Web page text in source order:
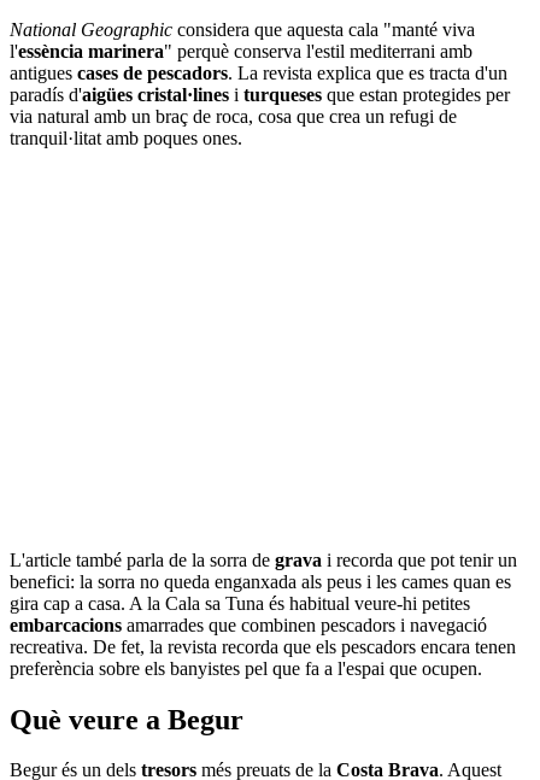
National Geographic considera que aquesta cala "manté viva
l'essència marinera" perquè conserva l'estil mediterrani amb
antigues cases de pescadors. La revista explica que es tracta d'un
paradís d'aigües cristal·lines i turqueses que estan protegides per
via natural amb un braç de roca, cosa que crea un refugi de
tranquil·litat amb poques ones.
L'article també parla de la sorra de grava i recorda que pot tenir un
benefici: la sorra no queda enganxada als peus i les cames quan es
gira cap a casa. A la Cala sa Tuna és habitual veure-hi petites
embarcacions amarrades que combinen pescadors i navegació
recreativa. De fet, la revista recorda que els pescadors encara tenen
preferència sobre els banyistes pel que fa a l'espai que ocupen.
Què veure a Begur
Begur és un dels tresors més preuats de la Costa Brava. Aquest